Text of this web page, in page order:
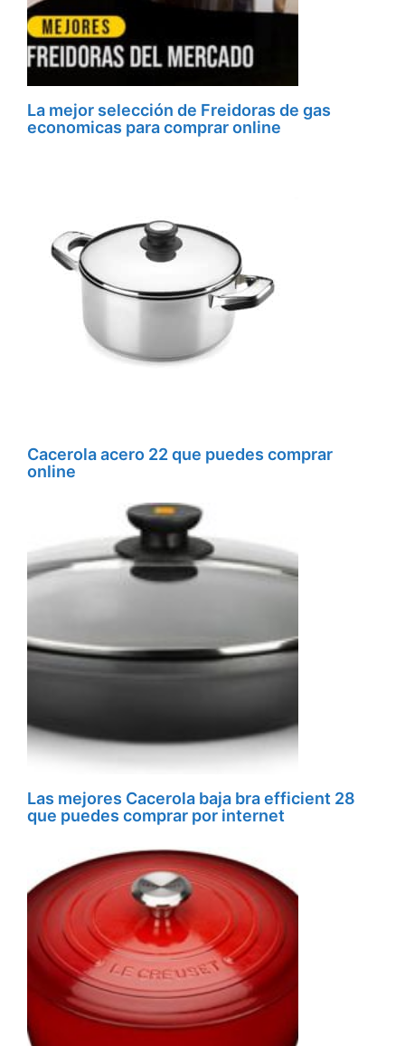
La mejor selección de Freidoras de gas
economicas para comprar online
Cacerola acero 22 que puedes comprar
online
Las mejores Cacerola baja bra efficient 28
que puedes comprar por internet